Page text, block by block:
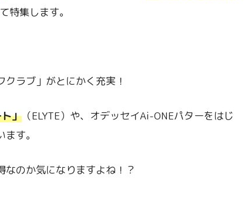
特集します。
ラブ」がとにかく充実！
」 （ELYTE）や、オデッセイAi-ONEパターをはじ
す。
のか気になりますよね！？